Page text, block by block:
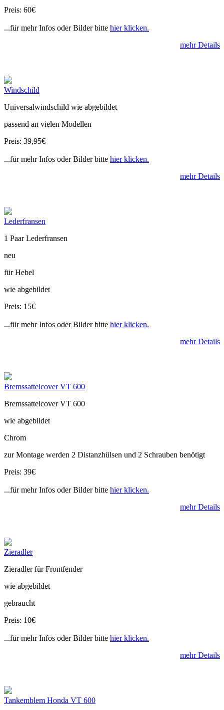
Preis: 60€
...für mehr Infos oder Bilder bitte hier klicken.
mehr Details
Windschild
Universalwindschild wie abgebildet
passend an vielen Modellen
Preis: 39,95€
...für mehr Infos oder Bilder bitte hier klicken.
mehr Details
Lederfransen
1 Paar Lederfransen
neu
für Hebel
wie abgebildet
Preis: 15€
...für mehr Infos oder Bilder bitte hier klicken.
mehr Details
Bremssattelcover VT 600
Bremssattelcover VT 600
wie abgebildet
Chrom
zur Montage werden 2 Distanzhülsen und 2 Schrauben benötigt
Preis: 39€
...für mehr Infos oder Bilder bitte hier klicken.
mehr Details
Zieradler
Zieradler für Frontfender
wie abgebildet
gebraucht
Preis: 10€
...für mehr Infos oder Bilder bitte hier klicken.
mehr Details
Tankemblem Honda VT 600